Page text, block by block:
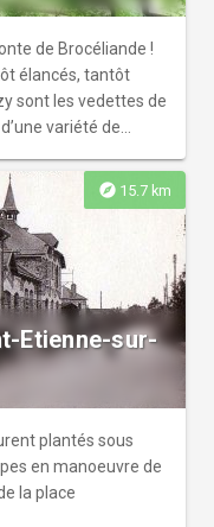
de Brocéliande !
élancés, tantôt
sont les vedettes de
variété de
Un sentier, au
permet de les
naturel. Le
de visiteurs par
au maximum ces
explore 15.7 km
Etienne-sur-
plantés sous
en manoeuvre de
la place